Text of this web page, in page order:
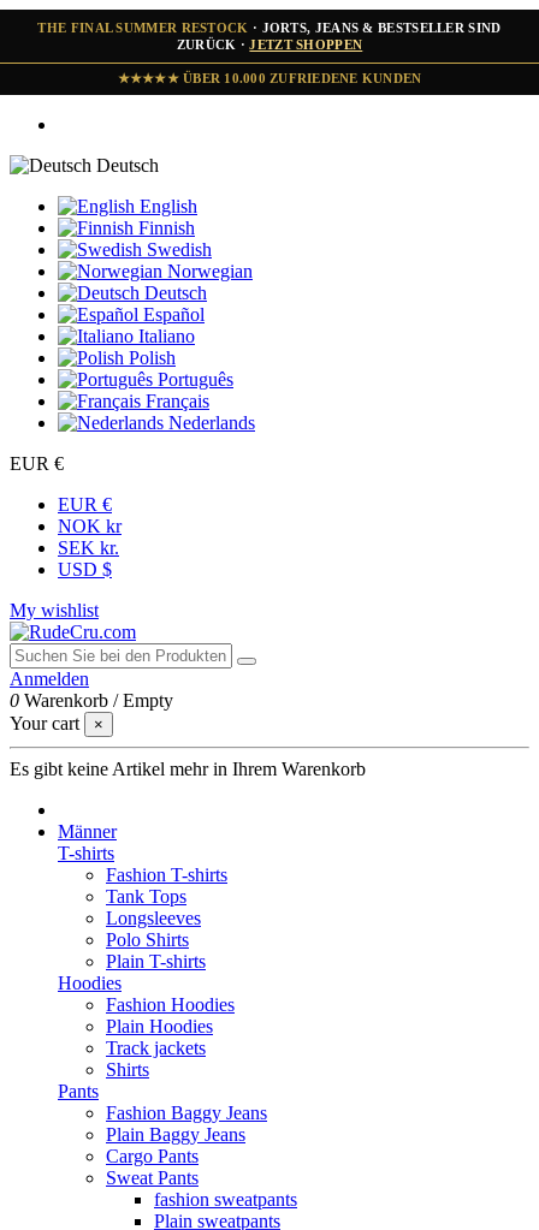
THE FINAL SUMMER RESTOCK · JORTS, JEANS & BESTSELLER SIND
ZURÜCK ·JETZT SHOPPEN
★★★★★ ÜBER 10.000 ZUFRIEDENE KUNDEN
Deutsch
English
Finnish
Swedish
Norwegian
Deutsch
Español
Italiano
Polish
Português
Français
Nederlands
EUR €
EUR €
NOK kr
SEK kr.
USD $
My wishlist
Anmelden
0 Warenkorb /Empty
Your cart
×
Es gibt keine Artikel mehr in Ihrem Warenkorb
Männer
T-shirts
Fashion T-shirts
Tank Tops
Longsleeves
Polo Shirts
Plain T-shirts
Hoodies
Fashion Hoodies
Plain Hoodies
Track jackets
Shirts
Pants
Fashion Baggy Jeans
Plain Baggy Jeans
Cargo Pants
Sweat Pants
fashion sweatpants
Plain sweatpants